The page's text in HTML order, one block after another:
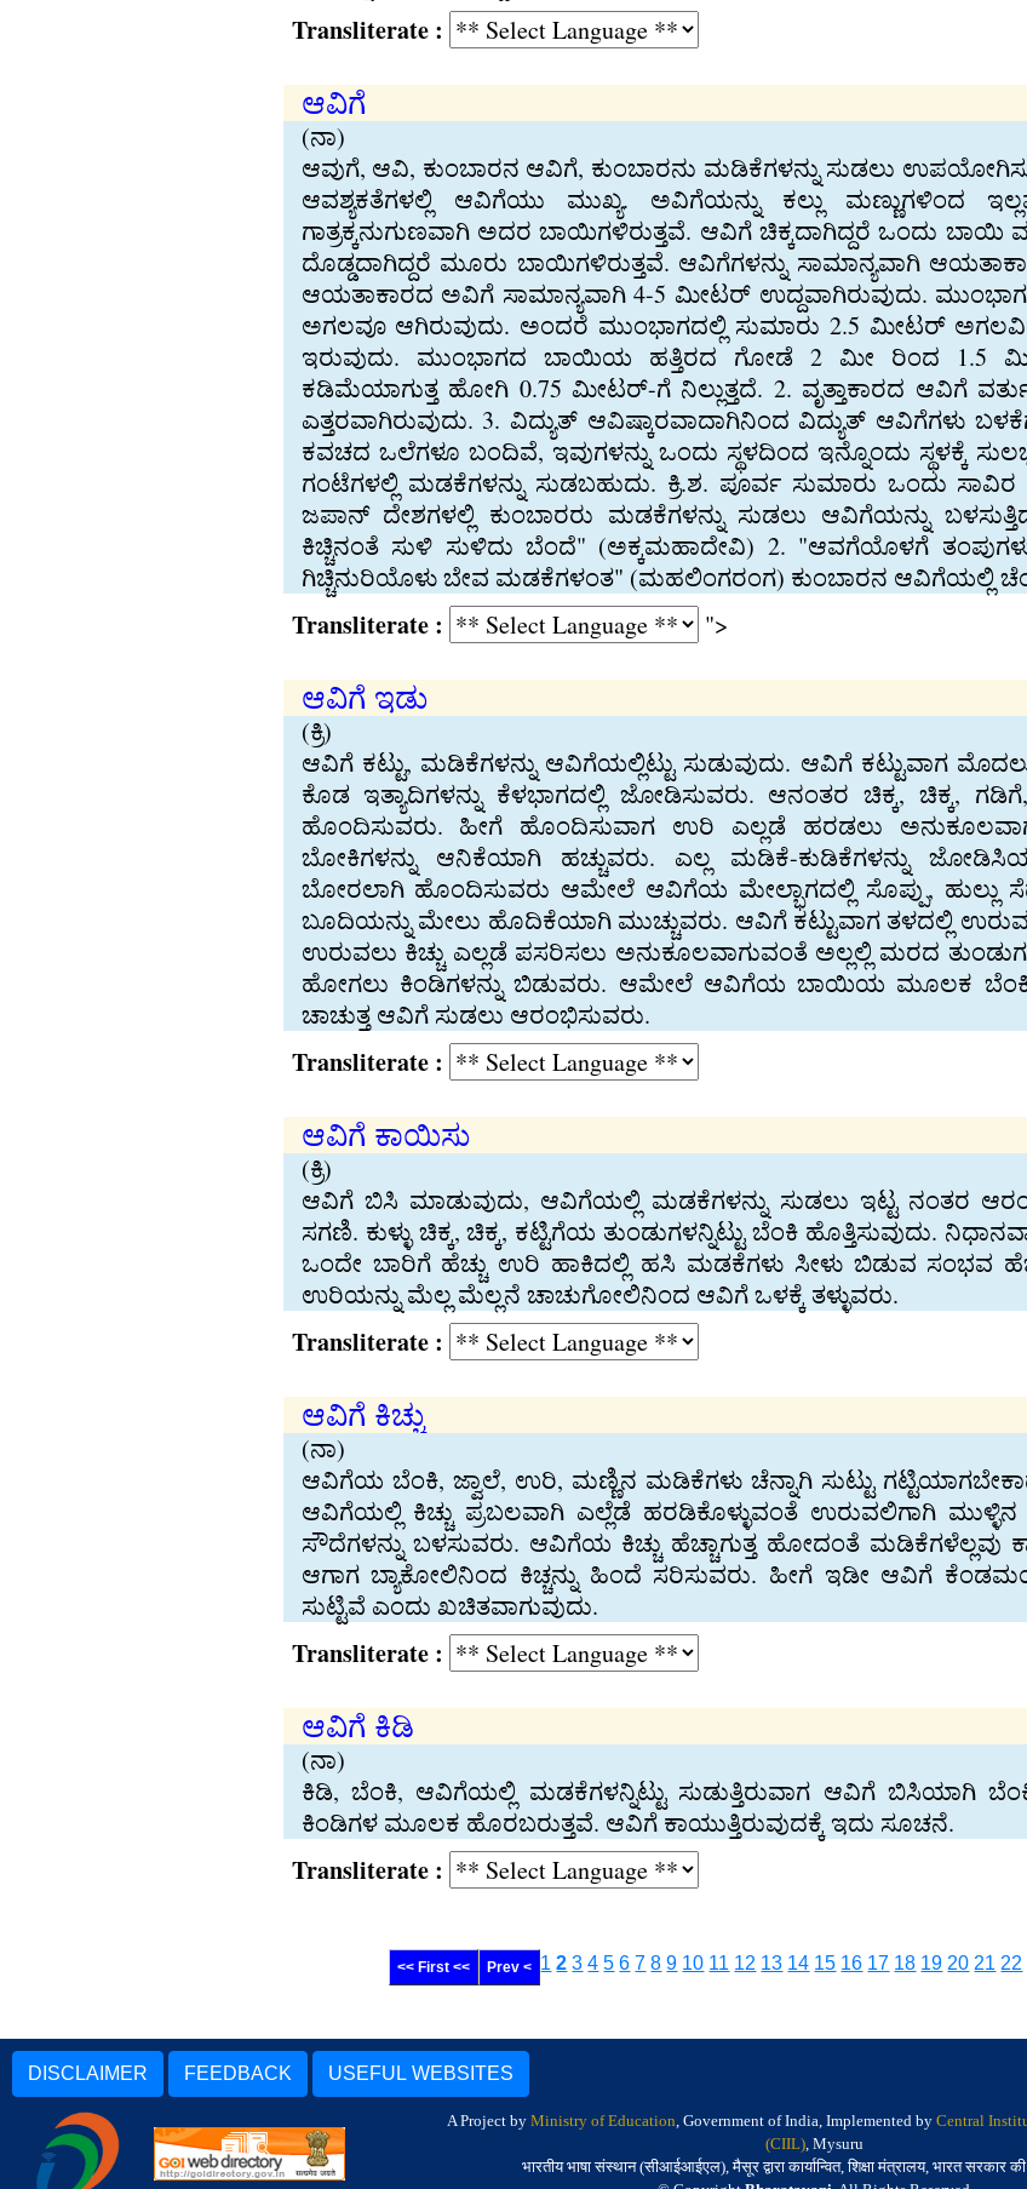
Transliterate :
ಆವಿಗೆ
(ನಾ)
ಆವುಗೆ, ಆವಿ, ಕುಂಬಾರನ ಆವಿಗೆ, ಕುಂಬಾರನು ಮಡಿಕೆಗಳನ್ನು ಸುಡಲು
ಆವಶ್ಯಕತೆಗಳಲ್ಲಿ ಆವಿಗೆಯು ಮುಖ್ಯ. ಅವಿಗೆಯನ್ನು ಕಲ್ಲು ಮಣ್ಣುಗಳಿಂದ
ಗಾತ್ರಕ್ಕನುಗುಣವಾಗಿ ಅದರ ಬಾಯಿಗಳಿರುತ್ತವೆ. ಆವಿಗೆ ಚಿಕ್ಕದಾಗಿದ್ದರೆ ಒಂದು
ದೊಡ್ಡದಾಗಿದ್ದರೆ ಮೂರು ಬಾಯಿಗಳಿರುತ್ತವೆ. ಆವಿಗೆಗಳನ್ನು ಸಾಮಾನ್ಯವಾಗಿ
ಆಯತಾಕಾರದ ಅವಿಗೆ ಸಾಮಾನ್ಯವಾಗಿ 4-5 ಮೀಟರ್ ಉದ್ದವಾಗಿರುವುದು.
ಅಗಲವೂ ಆಗಿರುವುದು. ಅಂದರೆ ಮುಂಭಾಗದಲ್ಲಿ ಸುಮಾರು 2.5 ಮೀಟರ್
ಇರುವುದು. ಮುಂಭಾಗದ ಬಾಯಿಯ ಹತ್ತಿರದ ಗೋಡೆ 2 ಮೀ ರಿಂದ 1.5
ಕಡಿಮೆಯಾಗುತ್ತ ಹೋಗಿ 0.75 ಮೀಟರ್-ಗೆ ನಿಲ್ಲುತ್ತದೆ. 2. ವೃತ್ತಾಕಾರದ ಆವಿಗೆ
ಎತ್ತರವಾಗಿರುವುದು. 3. ವಿದ್ಯುತ್ ಆವಿಷ್ಕಾರವಾದಾಗಿನಿಂದ ವಿದ್ಯುತ್ ಆವಿಗೆಗಳು
ಕವಚದ ಒಲೆಗಳೂ ಬಂದಿವೆ, ಇವುಗಳನ್ನು ಒಂದು ಸ್ಥಳದಿಂದ ಇನ್ನೊಂದು ಸ್ಥಳಕ್ಕೆ
ಗಂಟೆಗಳಲ್ಲಿ ಮಡಕೆಗಳನ್ನು ಸುಡಬಹುದು. ಕ್ರಿ.ಶ. ಪೂರ್ವ ಸುಮಾರು ಒಂದು
ಜಪಾನ್ ದೇಶಗಳಲ್ಲಿ ಕುಂಬಾರರು ಮಡಕೆಗಳನ್ನು ಸುಡಲು ಆವಿಗೆಯನ್ನು
ಕಿಚ್ಚಿನಂತೆ ಸುಳಿ ಸುಳಿದು ಬೆಂದೆ" (ಅಕ್ಕಮಹಾದೇವಿ) 2. "ಆವಗೆಯೊಳಗೆ
ಗಿಚ್ಚಿನುರಿಯೊಳು ಬೇವ ಮಡಕೆಗಳಂತ" (ಮಹಲಿಂಗರಂಗ) ಕುಂಬಾರನ ಆವಿಗೆಯಲ್ಲಿ
Transliterate : ">
ಆವಿಗೆ ಇಡು
(ಕ್ರಿ)
ಆವಿಗೆ ಕಟ್ಟು, ಮಡಿಕೆಗಳನ್ನು ಆವಿಗೆಯಲ್ಲಿಟ್ಟು ಸುಡುವುದು. ಆವಿಗೆ ಕಟ್ಟುವಾಗ
ಕೊಡ ಇತ್ಯಾದಿಗಳನ್ನು ಕೆಳಭಾಗದಲ್ಲಿ ಜೋಡಿಸುವರು. ಆನಂತರ ಚಿಕ್ಕ, ಚಿಕ್ಕ,
ಹೊಂದಿಸುವರು. ಹೀಗೆ ಹೊಂದಿಸುವಾಗ ಉರಿ ಎಲ್ಲಡೆ ಹರಡಲು
ಬೋಕಿಗಳನ್ನು ಆನಿಕೆಯಾಗಿ ಹಚ್ಚುವರು. ಎಲ್ಲ ಮಡಿಕೆ-ಕುಡಿಕೆಗಳನ್ನು
ಬೋರಲಾಗಿ ಹೊಂದಿಸುವರು ಆಮೇಲೆ ಆವಿಗೆಯ ಮೇಲ್ಭಾಗದಲ್ಲಿ ಸೊಪ್ಪು,
ಬೂದಿಯನ್ನು ಮೇಲು ಹೊದಿಕೆಯಾಗಿ ಮುಚ್ಚುವರು. ಆವಿಗೆ ಕಟ್ಟುವಾಗ ತಳದಲ್ಲಿ
ಉರುವಲು ಕಿಚ್ಚು ಎಲ್ಲಡೆ ಪಸರಿಸಲು ಅನುಕೂಲವಾಗುವಂತೆ ಅಲ್ಲಲ್ಲಿ ಮರದ
ಹೋಗಲು ಕಿಂಡಿಗಳನ್ನು ಬಿಡುವರು. ಆಮೇಲೆ ಆವಿಗೆಯ ಬಾಯಿಯ ಮೂಲಕ
ಚಾಚುತ್ತ ಆವಿಗೆ ಸುಡಲು ಆರಂಭಿಸುವರು.
Transliterate :
ಆವಿಗೆ ಕಾಯಿಸು
(ಕ್ರಿ)
ಆವಿಗೆ ಬಿಸಿ ಮಾಡುವುದು, ಆವಿಗೆಯಲ್ಲಿ ಮಡಕೆಗಳನ್ನು ಸುಡಲು ಇಟ್ಟ ನಂತರ
ಸಗಣಿ. ಕುಳ್ಳು ಚಿಕ್ಕ, ಚಿಕ್ಕ, ಕಟ್ಟಿಗೆಯ ತುಂಡುಗಳನ್ನಿಟ್ಟು ಬೆಂಕಿ ಹೊತ್ತಿಸುವುದು.
ಒಂದೇ ಬಾರಿಗೆ ಹೆಚ್ಚು ಉರಿ ಹಾಕಿದಲ್ಲಿ ಹಸಿ ಮಡಕೆಗಳು ಸೀಳು ಬಿಡುವ ಸಂಭವ
ಉರಿಯನ್ನು ಮೆಲ್ಲ ಮೆಲ್ಲನೆ ಚಾಚುಗೋಲಿನಿಂದ ಆವಿಗೆ ಒಳಕ್ಕೆ ತಳ್ಳುವರು.
Transliterate :
ಆವಿಗೆ ಕಿಚ್ಚು
(ನಾ)
ಆವಿಗೆಯ ಬೆಂಕಿ, ಜ್ವಾಲೆ, ಉರಿ, ಮಣ್ಣಿನ ಮಡಿಕೆಗಳು ಚೆನ್ನಾಗಿ ಸುಟ್ಟು
ಆವಿಗೆಯಲ್ಲಿ ಕಿಚ್ಚು ಪ್ರಬಲವಾಗಿ ಎಲ್ಲೆಡೆ ಹರಡಿಕೊಳ್ಳುವಂತೆ ಉರುವಲಿಗಾಗಿ
ಸೌದೆಗಳನ್ನು ಬಳಸುವರು. ಆವಿಗೆಯ ಕಿಚ್ಚು ಹೆಚ್ಚಾಗುತ್ತ ಹೋದಂತೆ ಮಡಿಕೆಗಳೆಲ್ಲವು
ಆಗಾಗ ಬ್ಯಾಕೋಲಿನಿಂದ ಕಿಚ್ಚನ್ನು ಹಿಂದೆ ಸರಿಸುವರು. ಹೀಗೆ ಇಡೀ ಆವಿಗೆ
ಸುಟ್ಟಿವೆ ಎಂದು ಖಚಿತವಾಗುವುದು.
Transliterate :
ಆವಿಗೆ ಕಿಡಿ
(ನಾ)
ಕಿಡಿ, ಬೆಂಕಿ, ಆವಿಗೆಯಲ್ಲಿ ಮಡಕೆಗಳನ್ನಿಟ್ಟು ಸುಡುತ್ತಿರುವಾಗ ಆವಿಗೆ ಬಿಸಿಯಾಗಿ
ಕಿಂಡಿಗಳ ಮೂಲಕ ಹೊರಬರುತ್ತವೆ. ಆವಿಗೆ ಕಾಯುತ್ತಿರುವುದಕ್ಕೆ ಇದು ಸೂಚನೆ.
Transliterate :
<< First << Prev < 1 2 3 4 5 6 7 8 9 10 11 12 13 14 15 16 17 18 19 20 21 22
DISCLAIMER FEEDBACK USEFUL WEBSITES
A Project by Ministry of Education, Government of India, Implemented by Central
(CIIL), Mysuru
भारतीय भाषा संस्थान (सीआईआईएल), मैसूर द्वारा कार्यान्वित, शिक्षा मंत्रालय, भारत सरकार